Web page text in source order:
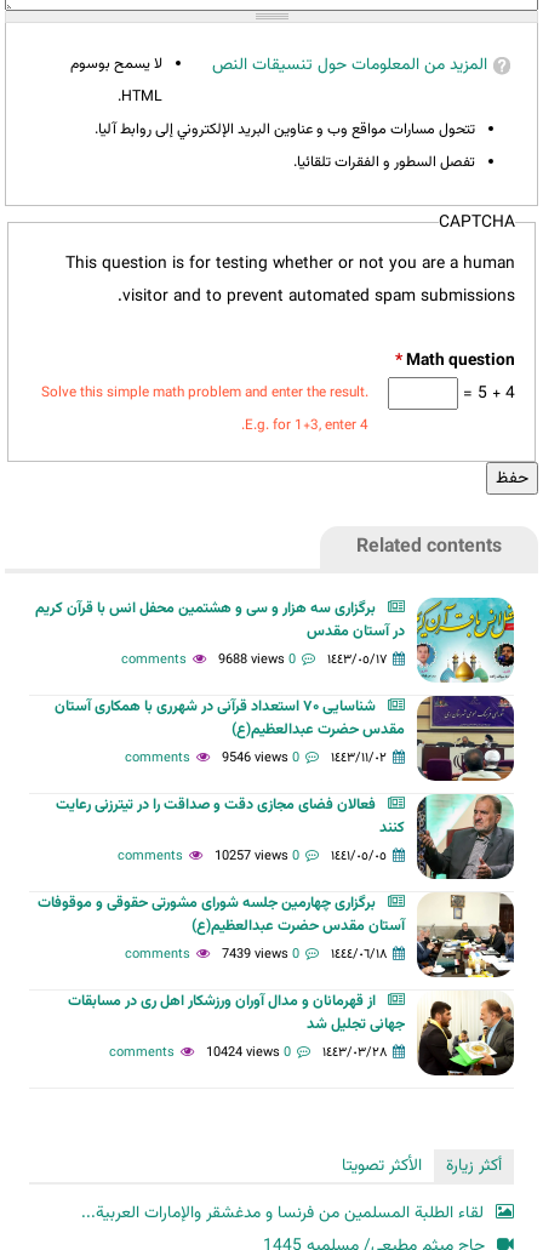
المزيد من المعلومات حول تنسيقات النص
لا يسمح بوسوم
HTML.
تتحول مسارات مواقع وب و عناوين البريد الإلكتروني إلى روابط آليا.
تفصل السطور و الفقرات تلقائيا.
CAPTCHA
This question is for testing whether or not you are a human
visitor and to prevent automated spam submissions.
*
4 + 5 =
Solve this simple math problem and enter the result.
E.g. for 1+3, enter 4.
Related contents
برگزاری سه هزار و سی و هشتمین محفل انس با قرآن کریم
در آستان مقدس
١٤٤٣/٠٥/١٧ 0 comments
9688 views
شناسایی ۷۰ استعداد قرآنی در شهرری با همکاری آستان
مقدس حضرت عبدالعظیم(ع)
١٤٤٣/١١/٠٢ 0 comments
9546 views
فعالان فضای مجازی دقت و صداقت را در تیترزنی رعایت
کنند
١٤٤١/٠٥/٠٥ 0 comments
10257 views
برگزاری چهارمین جلسه شورای مشورتی حقوقی و موقوفات
آستان مقدس حضرت عبدالعظیم(ع)
١٤٤٤/٠٦/١٨ 0 comments
7439 views
از قهرمانان و مدال آوران ورزشکار اهل ری در مسابقات
جهانی تجلیل شد
١٤٤٣/٠٣/٢٨ 0 comments
10424 views
أكثر زيارة
الأكثر تصويتا
لقاء الطلبة المسلمين من فرنسا و مدغشقر والإمارات العربية...